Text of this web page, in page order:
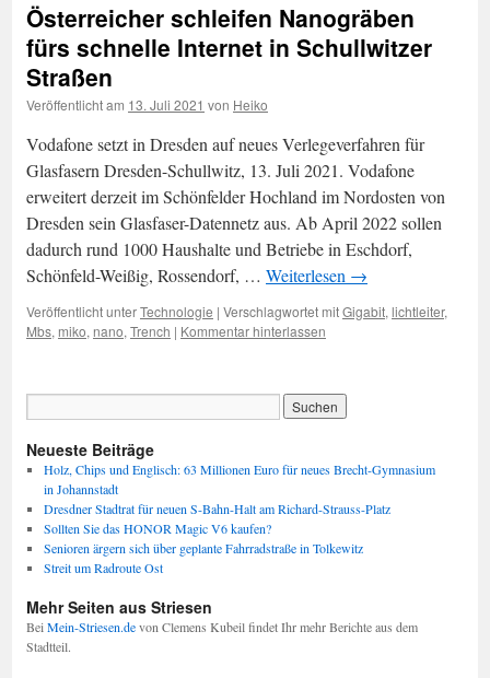
Österreicher schleifen Nanogräben
fürs schnelle Internet in Schullwitzer
Straßen
Veröffentlicht am 13. Juli 2021 von Heiko
Vodafone setzt in Dresden auf neues Verlegeverfahren für
Glasfasern Dresden-Schullwitz, 13. Juli 2021. Vodafone
erweitert derzeit im Schönfelder Hochland im Nordosten von
Dresden sein Glasfaser-Datennetz aus. Ab April 2022 sollen
dadurch rund 1000 Haushalte und Betriebe in Eschdorf,
Schönfeld-Weißig, Rossendorf, … Weiterlesen →
Veröffentlicht unterTechnologie | Verschlagwortet mitGigabit, lichtleiter,
Mbs, miko, nano, Trench | Kommentar hinterlassen
Neueste Beiträge
Holz, Chips und Englisch: 63 Millionen Euro für neues Brecht-Gymnasium
in Johannstadt
Dresdner Stadtrat für neuen S-Bahn-Halt am Richard-Strauss-Platz
Sollten Sie das HONOR Magic V6 kaufen?
Senioren ärgern sich über geplante Fahrradstraße in Tolkewitz
Streit um Radroute Ost
Mehr Seiten aus Striesen
Bei Mein-Striesen.devon Clemens Kubeil findet Ihr mehr Berichte aus dem
Stadtteil.